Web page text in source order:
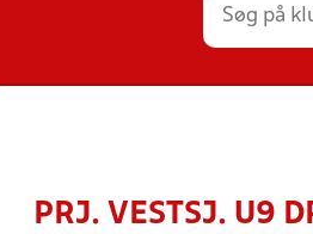
PRJ. VESTSJ. U9